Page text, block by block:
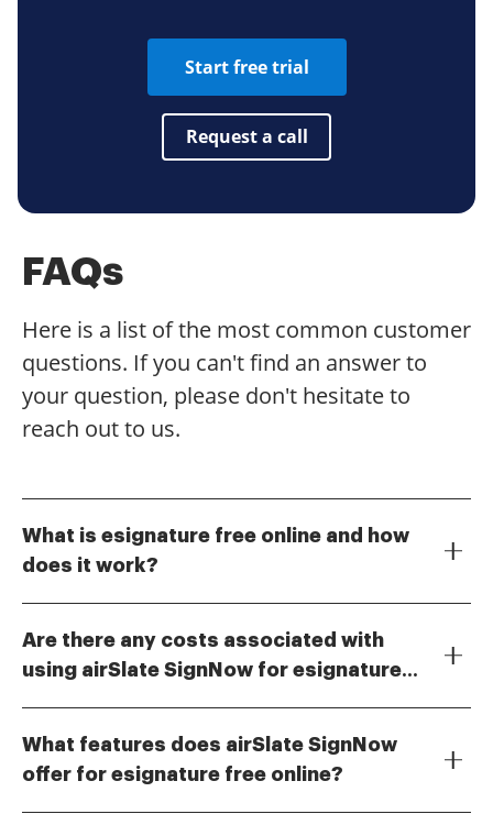
Start free trial
Request a call
FAQs
Here is a list of the most common customer
questions. If you can't find an answer to
your question, please don't hesitate to
reach out to us.
What is esignature free online and how
does it work?
airSlate SignNow, users can upload documents, add
signatures, and send them for signing, all through a
physical signatures.
Are there any costs associated with
using airSlate SignNow for esignature
fee. These features include advanced document
management tools, integrations, and additional
What features does airSlate SignNow
offer for esignature free online?